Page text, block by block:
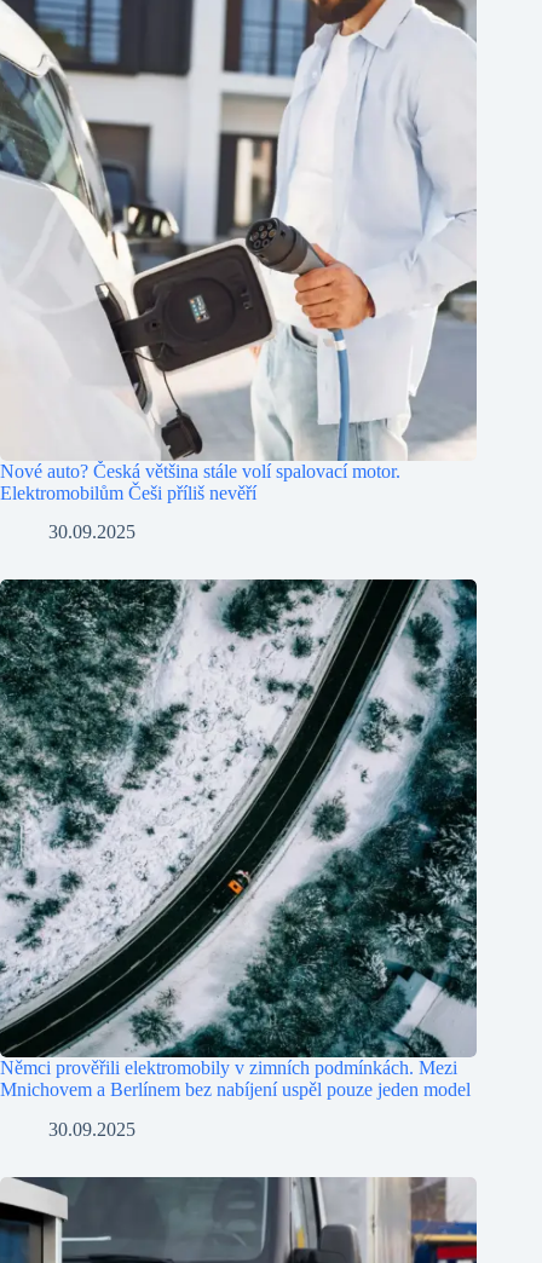
Nové auto? Česká většina stále volí spalovací motor.
Elektromobilům Češi příliš nevěří
30.09.2025
Němci prověřili elektromobily v zimních podmínkách. Mezi
Mnichovem a Berlínem bez nabíjení uspěl pouze jeden model
30.09.2025